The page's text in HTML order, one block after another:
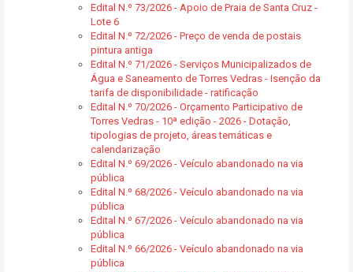
Edital N.º 73/2026 - Apoio de Praia de Santa Cruz -
Lote 6
Edital N.º 72/2026 - Preço de venda de postais
pintura antiga
Edital N.º 71/2026 - Serviços Municipalizados de
Água e Saneamento de Torres Vedras - Isenção da
tarifa de disponibilidade - ratificação
Edital N.º 70/2026 - Orçamento Participativo de
Torres Vedras - 10ª edição - 2026 - Dotação,
tipologias de projeto, áreas temáticas e
calendarização
Edital N.º 69/2026 - Veículo abandonado na via
pública
Edital N.º 68/2026 - Veículo abandonado na via
pública
Edital N.º 67/2026 - Veículo abandonado na via
pública
Edital N.º 66/2026 - Veículo abandonado na via
pública